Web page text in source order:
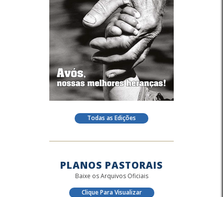
Todas as Edições
PLANOS PASTORAIS
Baixe os Arquivos Oficiais
Clique Para Visualizar